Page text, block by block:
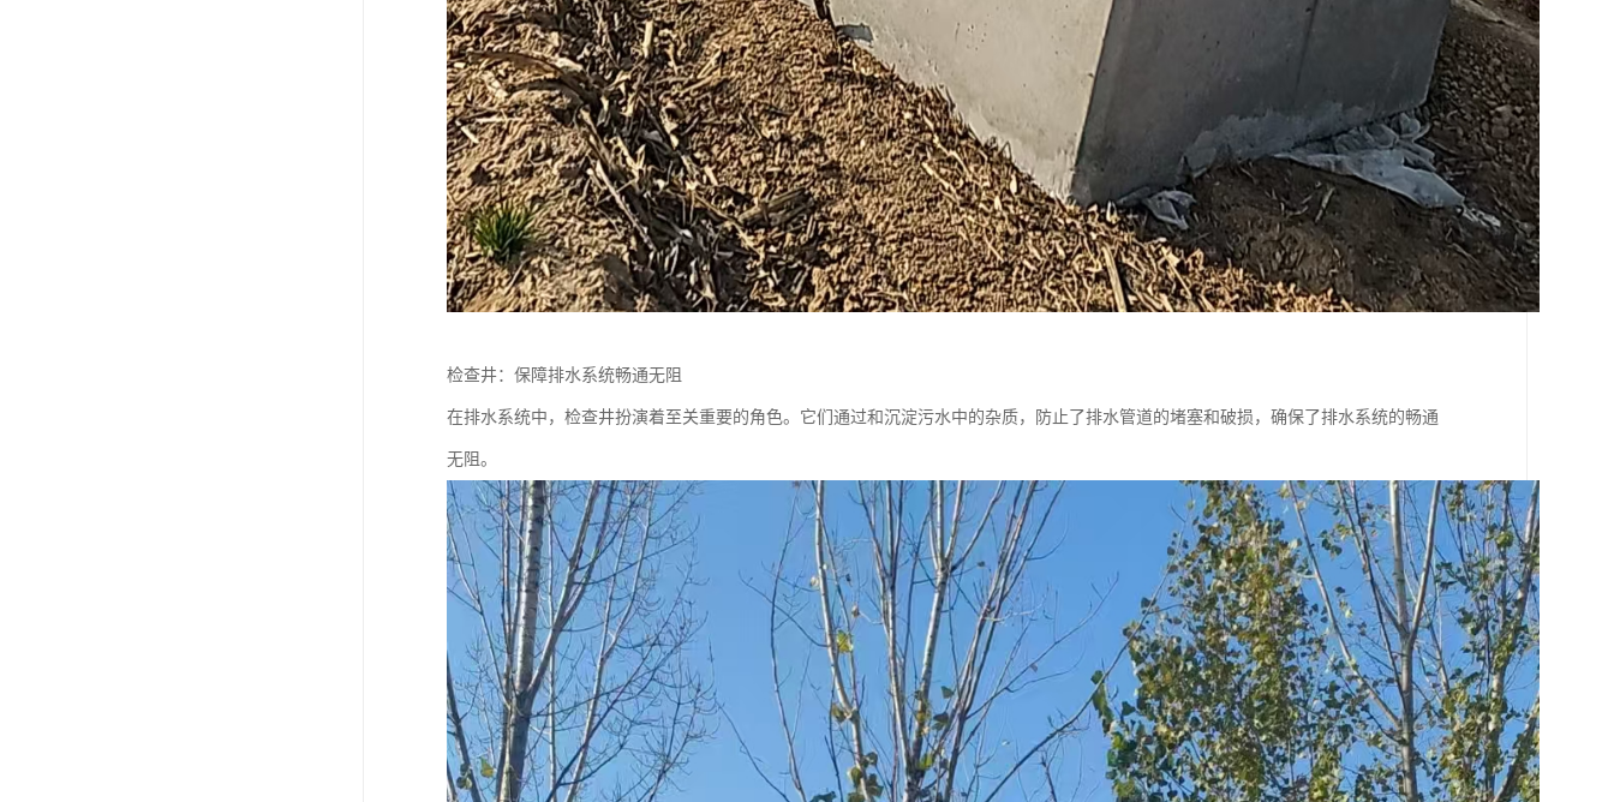
检查井：保障排水系统畅通无阻
在排水系统中，检查井扮演着至关重要的角色。它们通过和沉淀污水中的杂质，防止了排水管道的堵塞和破损，确保了排水系统的畅通
无阻。